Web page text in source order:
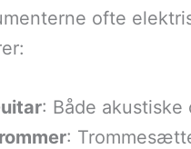
ofte
: Både
: